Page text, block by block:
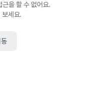
을 할 수 없어요.
보세요.